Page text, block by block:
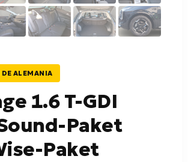
ALEMANIA
1.6 T-GDI
Paket
Paket